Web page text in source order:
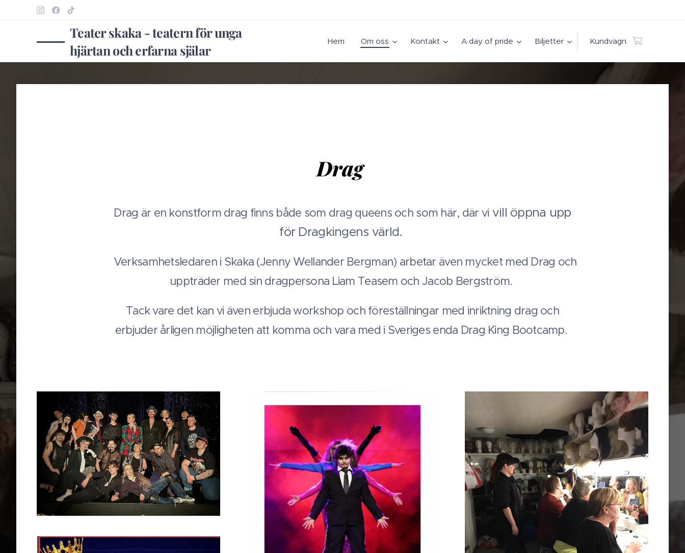
Teater skaka - teatern för unga
hjärtan och erfarna själar
Hem Om oss Kontakt A day of pride Biljetter Kundvagn
Drag
Drag är en konstform drag finns både som drag queens och som här, där vi vill öppna upp
för Dragkingens värld.
Verksamhetsledaren i Skaka (Jenny Wellander Bergman) arbetar även mycket med Drag och
uppträder med sin dragpersona Liam Teasem och Jacob Bergström.
Tack vare det kan vi även erbjuda workshop och föreställningar med inriktning drag och
erbjuder årligen möjligheten att komma och vara med i Sveriges enda Drag King Bootcamp.